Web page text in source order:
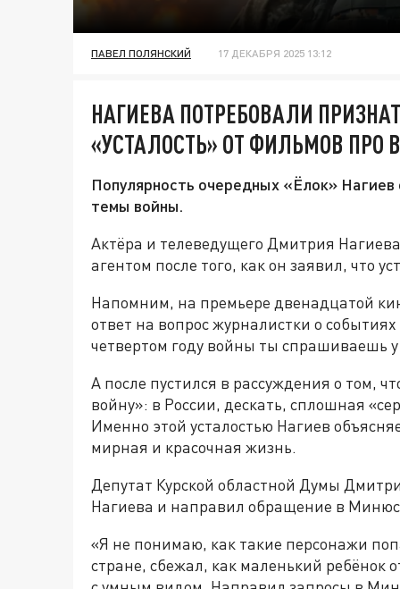
ПАВЕЛ ПОЛЯНСКИЙ 17 ДЕКАБРЯ 2025 13:12
НАГИЕВА ПОТРЕБОВАЛИ
«УСТАЛОСТЬ» ОТ ФИЛЬМОВ ПРО
Популярность очередных «Ёлок»
темы войны.
Актёра и телеведущего Дмитрия
агентом после того, как он заявил, что
Напомним, на премьере двенадцатой
ответ на вопрос журналистки о
четвертом году войны ты спрашиваешь
А после пустился в рассуждения о том,
войну»: в России, дескать, сплошная
Именно этой усталостью Нагиев
мирная и красочная жизнь.
Депутат Курской областной Думы
Нагиева и направил обращение в
«Я не понимаю, как такие персонажи
стране, сбежал, как маленький ребёнок